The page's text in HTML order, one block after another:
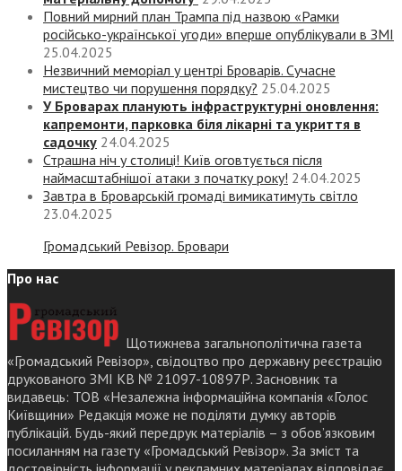
Повний мирний план Трампа під назвою «‎Рамки
російсько-української угоди» вперше опублікували в ЗМІ
25.04.2025
Незвичний меморіал у центрі Броварів. Сучасне
мистецтво чи порушення порядку? 25.04.2025
У Броварах планують інфраструктурні оновлення:
капремонти, парковка біля лікарні та укриття в
садочку 24.04.2025
Страшна ніч у столиці! Київ оговтується після
наймасштабнішої атаки з початку року! 24.04.2025
Завтра в Броварській громаді вимикатимуть світло
23.04.2025
Громадський Ревізор. Бровари
Про нас
Щотижнева загальнополітична газета
«Громадський Ревізор», свідоцтво про державну реєстрацію
друкованого ЗМІ КВ № 21097-10897Р. Засновник та
видавець: ТОВ «Незалежна інформаційна компанія «Голос
Київщини» Редакція може не поділяти думку авторів
публікацій. Будь-який передрук матеріалів – з обов’язковим
посиланням на газету «Громадський Ревізор». За зміст та